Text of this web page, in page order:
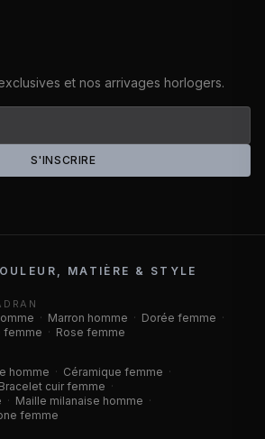
et nos arrivages horlogers.
S'INSCRIRE
MATIÈRE & STYLE
· Marron homme · Dorée femme ·
femme · Rose femme
homme · Céramique femme ·
Bracelet cuir femme ·
· Maille milanaise homme ·
femme